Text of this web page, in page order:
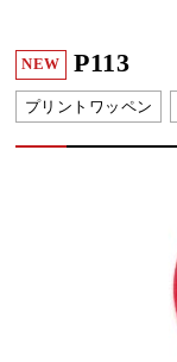
NEW P113
プリントワッペン